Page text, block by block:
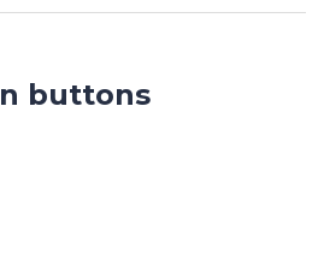
buttons